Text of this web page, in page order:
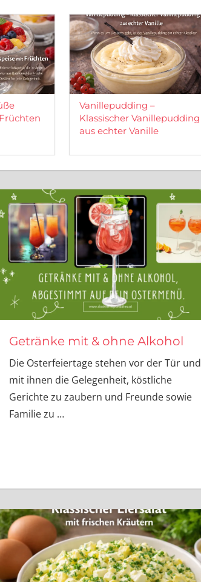
Vanillepudding –
Klassischer Vanillepudding
aus echter Vanille
Getränke mit & ohne Alkohol
Die Osterfeiertage stehen vor der Tür und
mit ihnen die Gelegenheit, köstliche
Gerichte zu zaubern und Freunde sowie
Familie zu …